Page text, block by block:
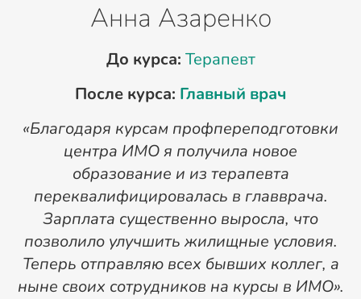
Анна Азаренко
До курса: Терапевт
После курса: Главный врач
«Благодаря курсам профпереподготовки
центра ИМО я получила новое
образование и из терапевта
переквалифицировалась в главврача.
Зарплата существенно выросла, что
позволило улучшить жилищные условия.
Теперь отправляю всех бывших коллег, а
ныне своих сотрудников на курсы в ИМО».